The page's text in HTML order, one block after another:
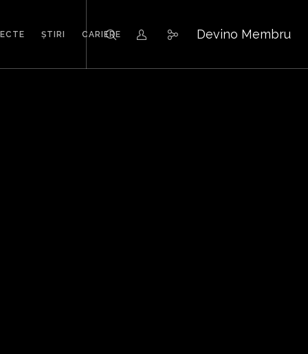
Devino Membru
ȘTIRI CARIERE